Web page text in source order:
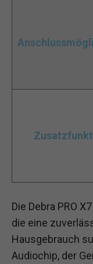
Die Debra PRO
die eine
Hausgebrauch
Audiochip, der